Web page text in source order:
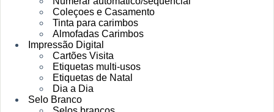
Coleçoes e Casamento
Tinta para carimbos
Almofadas Carimbos
Impressão Digital
Cartões Visita
Etiquetas multi-usos
Etiquetas de Natal
Dia a Dia
Selo Branco